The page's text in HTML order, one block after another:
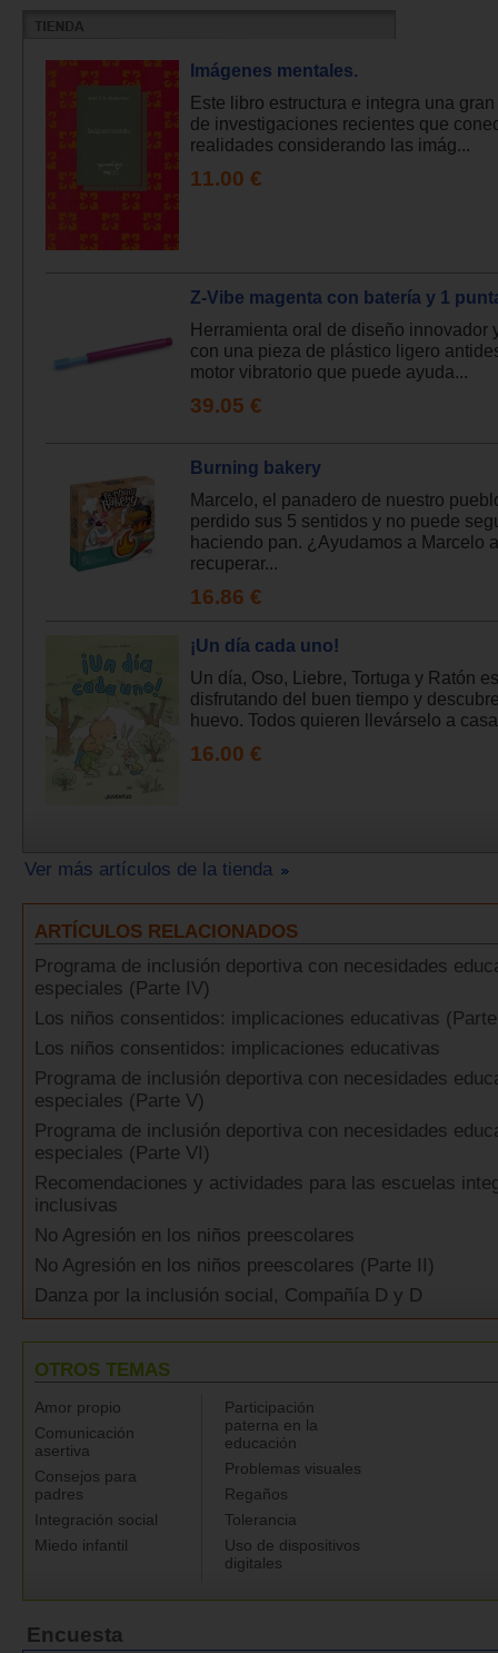
Imágenes mentales.
Este libro estructura e integra una
de investigaciones recientes que
realidades considerando las imág...
11.00 €
Z-Vibe magenta con batería y 1
Herramienta oral de diseño innovador
con una pieza de plástico ligero
motor vibratorio que puede ayuda...
39.05 €
Burning bakery
Marcelo, el panadero de nuestro
perdido sus 5 sentidos y no puede
haciendo pan. ¿Ayudamos a Marcelo a
recuperar...
16.86 €
¡Un día cada uno!
Un día, Oso, Liebre, Tortuga y Ratón
disfrutando del buen tiempo y
huevo. Todos quieren llevárselo a
16.00 €
Ver más artículos de la tienda
ARTÍCULOS RELACIONADOS
Programa de inclusión deportiva con necesidades
especiales (Parte IV)
Los niños consentidos: implicaciones educativas
Los niños consentidos: implicaciones educativas
Programa de inclusión deportiva con necesidades
especiales (Parte V)
Programa de inclusión deportiva con necesidades
especiales (Parte VI)
Recomendaciones y actividades para las escuelas
inclusivas
No Agresión en los niños preescolares
No Agresión en los niños preescolares (Parte II)
Danza por la inclusión social, Compañía D y D
OTROS TEMAS
Amor propio
Comunicación
asertiva
Consejos para
padres
Integración social
Miedo infantil
Participación
paterna en la
educación
Problemas visuales
Regaños
Tolerancia
Uso de dispositivos
digitales
Encuesta